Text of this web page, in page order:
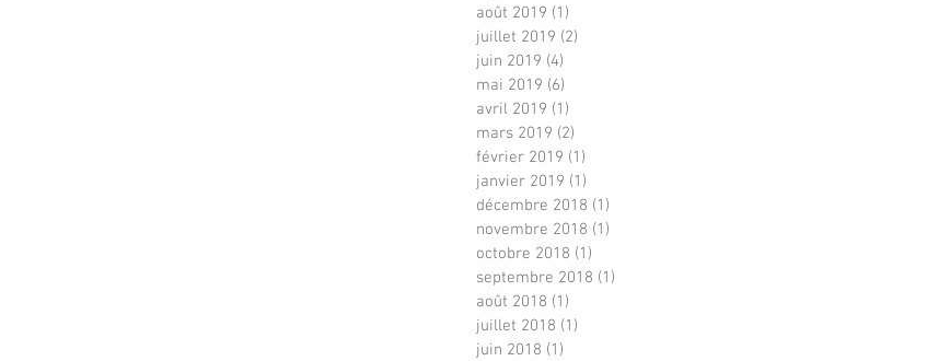
août 2019 (1)
juillet 2019 (2)
juin 2019 (4)
mai 2019 (6)
avril 2019 (1)
mars 2019 (2)
février 2019 (1)
janvier 2019 (1)
décembre 2018 (1)
novembre 2018 (1)
octobre 2018 (1)
septembre 2018 (1)
août 2018 (1)
juillet 2018 (1)
juin 2018 (1)